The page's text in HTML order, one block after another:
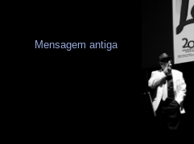
Mensagem antiga